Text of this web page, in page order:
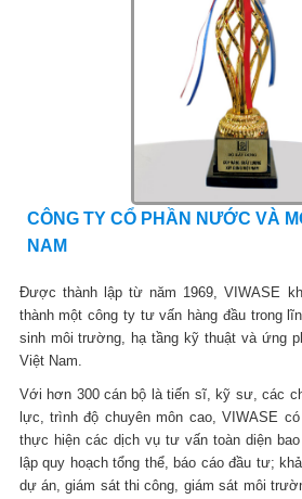
CÔNG TY CỔ PHẦN NƯỚC VÀ
NAM
Được thành lập từ năm 1969, VIWASE
thành một công ty tư vấn hàng đầu trong
sinh môi trường, hạ tầng kỹ thuật và ứng
Việt Nam.
Với hơn 300 cán bộ là tiến sĩ, kỹ sư, các
lực, trình độ chuyên môn cao, VIWASE
thực hiện các dịch vụ tư vấn toàn diện
lập quy hoạch tổng thể, báo cáo đầu tư;
dự án, giám sát thi công, giám sát môi